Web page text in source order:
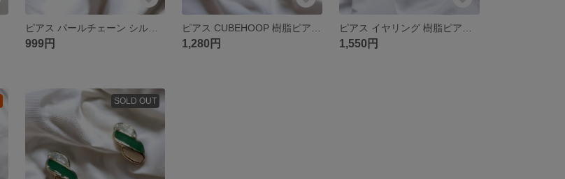
ピアス パールチェーン シルバー イヤリング 樹脂ピアス 樹脂イヤリング
999円 1,280円 1,550円
SOLD OUT